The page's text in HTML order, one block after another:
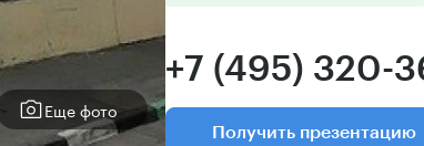
Еще фото
+7 (495) 320-
Получить презентацию